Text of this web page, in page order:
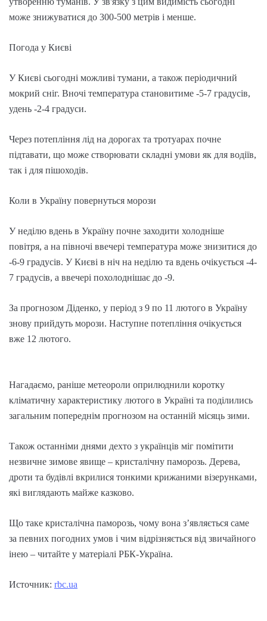
може знижуватися до 300-500 метрів і менше.
Погода у Києві
У Києві сьогодні можливі тумани, а також періодичний
мокрий сніг. Вночі температура становитиме -5-7 градусів,
удень -2-4 градуси.
Через потепління лід на дорогах та тротуарах почне
підтавати, що може створювати складні умови як для водіїв,
так і для пішоходів.
Коли в Україну повернуться морози
У неділю вдень в Україну почне заходити холодніше
повітря, а на півночі ввечері температура може знизитися до
-6-9 градусів. У Києві в ніч на неділю та вдень очікується -4-
7 градусів, а ввечері похолоднішає до -9.
За прогнозом Діденко, у період з 9 по 11 лютого в Україну
знову прийдуть морози. Наступне потепління очікується
вже 12 лютого.
Нагадаємо, раніше метеороли оприлюднили коротку
кліматичну характеристику лютого в Україні та поділились
загальним попереднім прогнозом на останній місяць зими.
Також останніми днями дехто з українців міг помітити
незвичне зимове явище – кристалічну паморозь. Дерева,
дроти та будівлі вкрилися тонкими крижаними візерунками,
які виглядають майже казково.
Що таке кристалічна паморозь, чому вона з’являється саме
за певних погодних умов і чим відрізняється від звичайного
інею – читайте у матеріалі РБК-Україна.
Источник: rbc.ua